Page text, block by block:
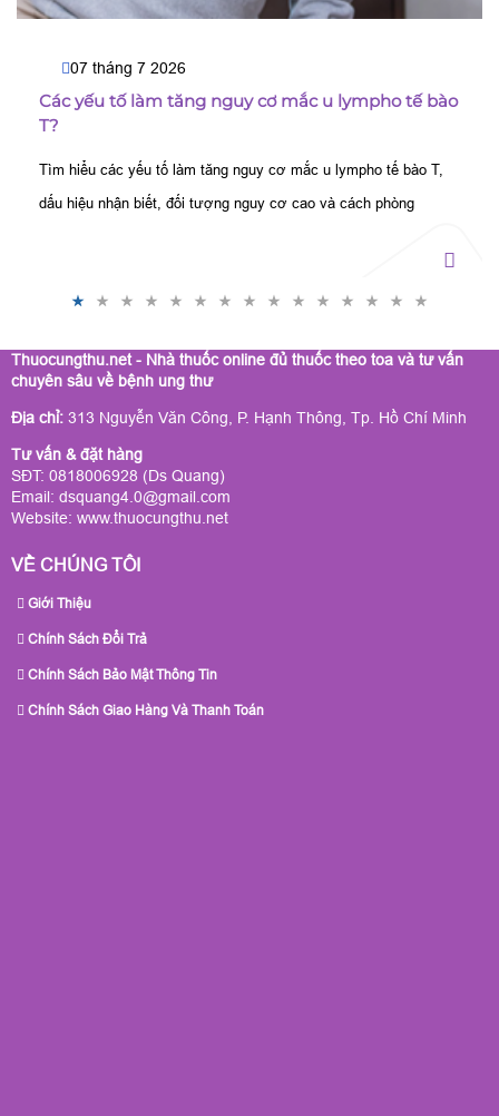
07 tháng 7 2026
Các yếu tố làm tăng nguy cơ mắc u lympho tế bào
T?
Tìm hiểu các yếu tố làm tăng nguy cơ mắc u lympho tế bào T,
dấu hiệu nhận biết, đối tượng nguy cơ cao và cách phòng
Thuocungthu.net - Nhà thuốc online đủ thuốc theo toa và tư vấn
chuyên sâu về bệnh ung thư
Địa chỉ: 313 Nguyễn Văn Công, P. Hạnh Thông, Tp. Hồ Chí Minh
Tư vấn & đặt hàng
SĐT: 0818006928 (Ds Quang)
Email: dsquang4.0@gmail.com
Website: www.thuocungthu.net
VỀ CHÚNG TÔI
Giới Thiệu
Chính Sách Đổi Trả
Chính Sách Bảo Mật Thông Tin
Chính Sách Giao Hàng Và Thanh Toán